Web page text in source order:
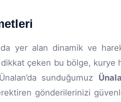
yer alan dinamik ve
çeken bu bölge,
sunduğumuz
gönderilerinizi